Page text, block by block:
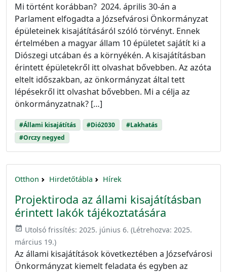
Mi történt korábban? 2024. április 30-án a
Parlament elfogadta a Józsefvárosi Önkormányzat
épületeinek kisajátításáról szóló törvényt. Ennek
értelmében a magyar állam 10 épületet sajátít ki a
Diószegi utcában és a környékén. A kisajátításban
érintett épületekről itt olvashat bővebben. Az azóta
eltelt időszakban, az önkormányzat által tett
lépésekről itt olvashat bővebben. Mi a célja az
önkormányzatnak? […]
#Állami kisajátítás #Dió2030
#Lakhatás
#Orczy negyed
Otthon Hirdetőtábla Hírek
Projektiroda az állami kisajátításban
érintett lakók tájékoztatására
event_available Utolsó frissítés: 2025. június 6. (Létrehozva: 2025.
március 19.)
Az állami kisajátítások következtében a Józsefvárosi
Önkormányzat kiemelt feladata és egyben az